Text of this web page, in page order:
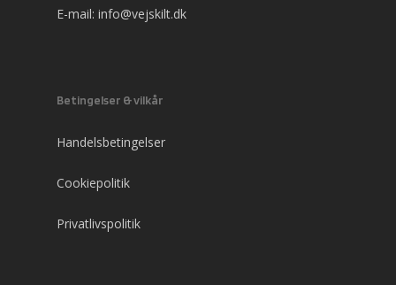
E-mail: info@vejskilt.dk
Betingelser & vilkår
Handelsbetingelser
Cookiepolitik
Privatlivspolitik